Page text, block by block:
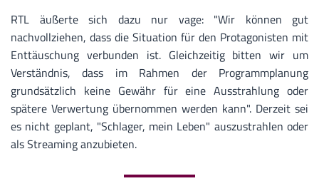
RTL äußerte sich dazu nur vage: "Wir können gut
nachvollziehen, dass die Situation für den Protagonisten mit
Enttäuschung verbunden ist. Gleichzeitig bitten wir um
Verständnis, dass im Rahmen der Programmplanung
grundsätzlich keine Gewähr für eine Ausstrahlung oder
spätere Verwertung übernommen werden kann". Derzeit sei
es nicht geplant, "Schlager, mein Leben" auszustrahlen oder
als Streaming anzubieten.